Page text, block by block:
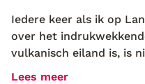
Iedere keer als ik op
over het
vulkanisch eiland is, is
mijn vakantieadres Villa
Lees meer